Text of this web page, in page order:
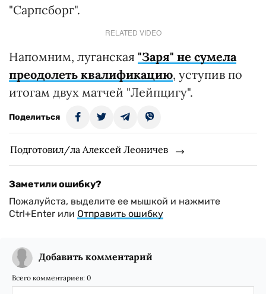
"Сарпсборг".
RELATED VIDEO
Напомним, луганская "Заря" не сумела
преодолеть квалификацию, уступив по
итогам двух матчей "Лейпцигу".
Поделиться
Подготовил/ла Алексей Леоничев
Заметили ошибку?
Пожалуйста, выделите ее мышкой и нажмите
Ctrl+Enter или Отправить ошибку
Добавить комментарий
Всего комментариев: 0